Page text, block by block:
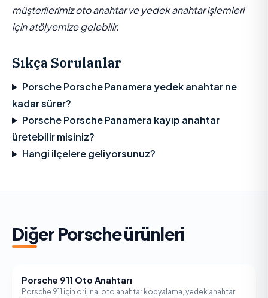
müşterilerimiz oto anahtar ve yedek anahtar işlemleri
için atölyemize gelebilir.
Sıkça Sorulanlar
Porsche Porsche Panamera yedek anahtar ne
kadar sürer?
Porsche Porsche Panamera kayıp anahtar
üretebilir misiniz?
Hangi ilçelere geliyorsunuz?
Diğer Porscheürünleri
PORSCHE
Porsche 911 Oto Anahtarı
Porsche 911 için orijinal oto anahtar kopyalama, yedek anahtar